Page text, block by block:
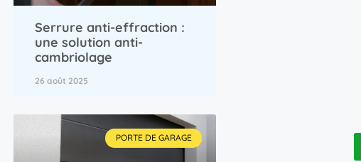
Serrure anti-effraction :
une solution anti-
cambriolage
26 août 2025
PORTE DE GARAGE